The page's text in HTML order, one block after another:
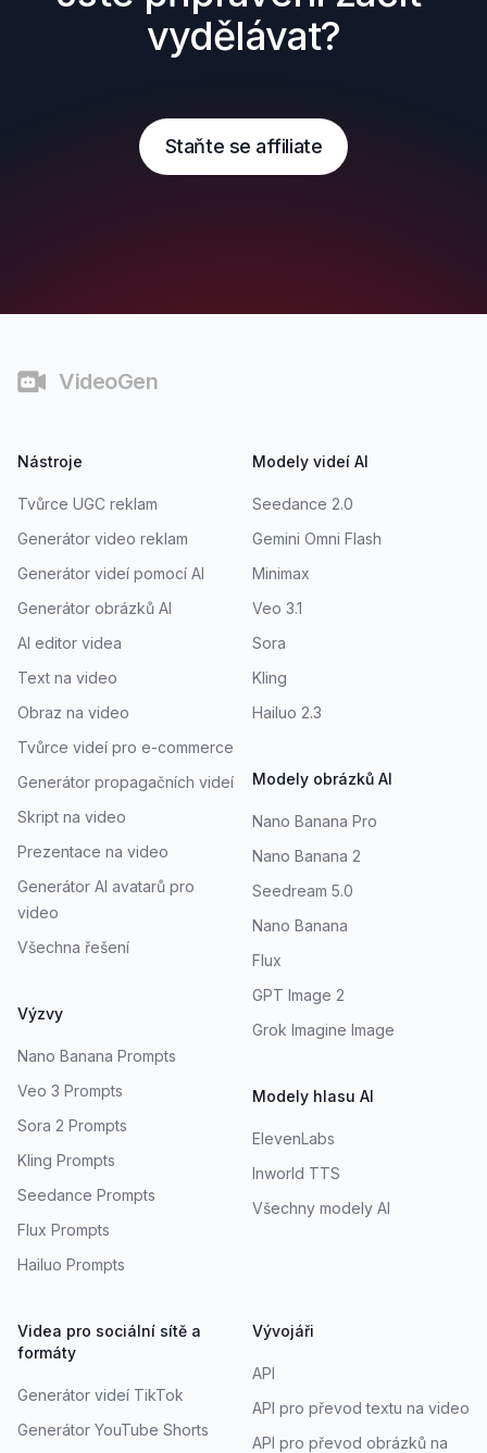
vydělávat?
Staňte se affiliate
VideoGen
Nástroje
Tvůrce UGC reklam
Generátor video reklam
Generátor videí pomocí AI
Generátor obrázků AI
AI editor videa
Text na video
Obraz na video
Tvůrce videí pro e-commerce
Generátor propagačních videí
Skript na video
Prezentace na video
Generátor AI avatarů pro
video
Všechna řešení
Výzvy
Nano Banana Prompts
Veo 3 Prompts
Sora 2 Prompts
Kling Prompts
Seedance Prompts
Flux Prompts
Hailuo Prompts
Modely videí AI
Seedance 2.0
Gemini Omni Flash
Minimax
Veo 3.1
Sora
Kling
Hailuo 2.3
Modely obrázků AI
Nano Banana Pro
Nano Banana 2
Seedream 5.0
Nano Banana
Flux
GPT Image 2
Grok Imagine Image
Modely hlasu AI
ElevenLabs
Inworld TTS
Všechny modely AI
Videa pro sociální sítě a
formáty
Generátor videí TikTok
Generátor YouTube Shorts
Vývojáři
API
API pro převod textu na video
API pro převod obrázků na